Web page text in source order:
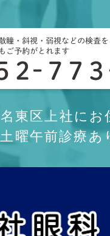
名東区上社にお
曜午前診療あ